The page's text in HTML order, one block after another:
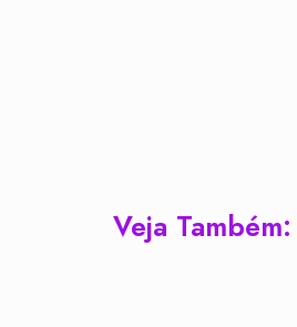
Veja Também: